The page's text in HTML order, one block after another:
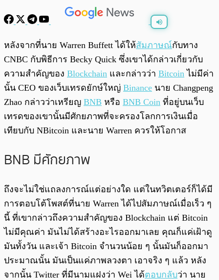
พร้อมเล่น 0:00/
หลังจากที่นาย Warren Buffett ได้ให้สัมภาษณ์กับทาง
CNBC กับพิธีการ Becky Quick ซึ่งเขาได้กล่าวเกี่ยวกับ
ความสำคัญของ Blockchain และกล่าวว่า Bitcoin ไม่มีค่า
นั้น CEO ของเว็บเทรดยักษ์ใหญ่ Binance นาย Changpeng
Zhao กล่าวว่าเหรียญ BNB หรือ BNB Coin ที่อยู่บนเว็บ
เทรดของเขานั้นมีศักยภาพที่จะครองโลกการเงินเมื่อ
เทียบกับ NBitcoin และนาย Warren ควรให้โอกาส
BNB มีศักยภาพ
ถึงจะไม่ใช่แถลงการณ์แต่อย่างใด แต่ในทวิตเตอร์ก็ได้มี
การตอบโต้โพสต์ที่นาย Warren ได้ไปสัมภาษณ์เมื่อเร็ว ๆ
นี้ ที่เขากล่าวถึงความสำคัญของ Blockchain แต่ Bitcoin
ไม่มีคุณค่า มันไม่ได้สร้างอะไรออกมาเลย คุณก็แค่เฝ้าดู
มันทั้งวัน และเจ้า Bitcoin จำนวนน้อย ๆ นั้นมันก็ออกมา
ประมาณนั้น มันเป็นแค่ภาพลวงตา เอาจริง ๆ แล้ว หลัง
จากนั้น Twitter ที่มีนามแฝงว่า Wei ได้ตอบกลับว่า นาย